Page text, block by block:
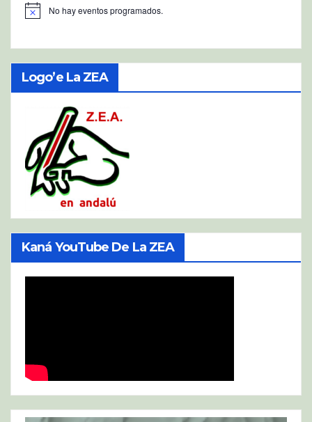
s
No hay eventos programados.
Logo’e La ZEA
Kaná YouTube De La ZEA